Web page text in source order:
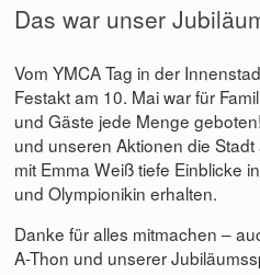
Das war unser
Vom YMCA Tag in der
Festakt am 10. Mai war für
und Gäste jede Menge
und unseren Aktionen die
mit Emma Weiß tiefe Einblicke
und Olympionikin erhalten.
Danke für alles mitmachen –
A-Thon und unserer